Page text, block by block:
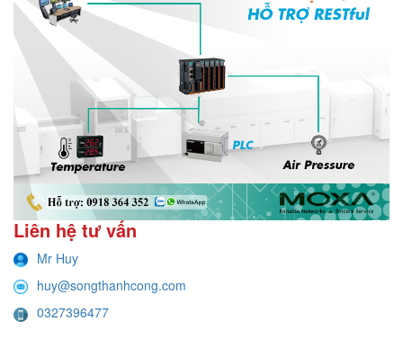
Liên hệ tư vấn
Mr Huy
huy@songthanhcong.com
0327396477